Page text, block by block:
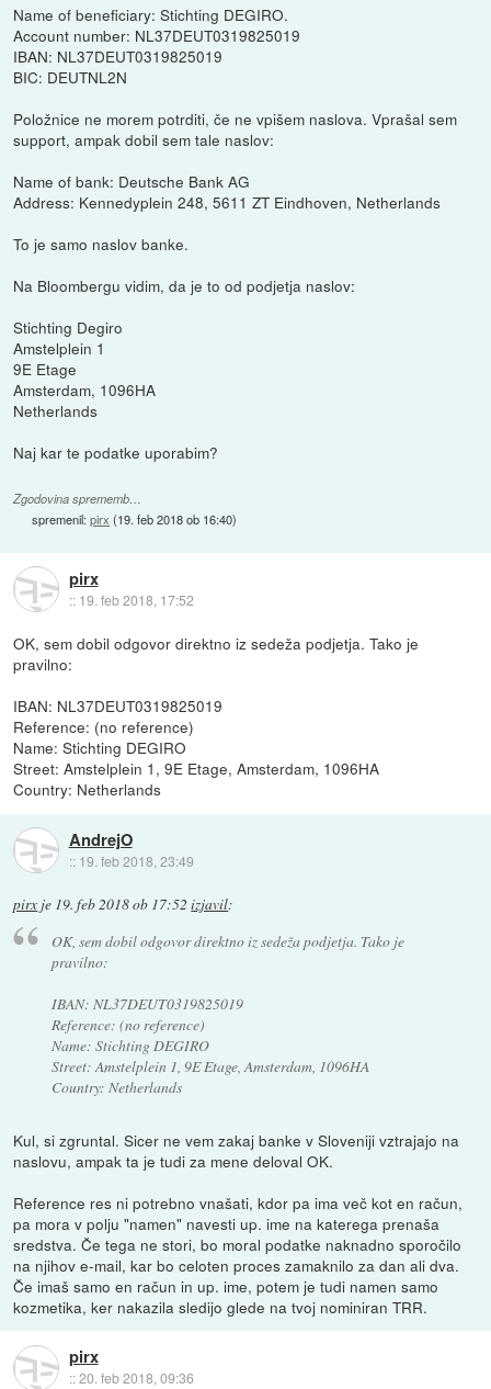
Name of beneficiary: Stichting DEGIRO.
Account number: NL37DEUT0319825019
IBAN: NL37DEUT0319825019
BIC: DEUTNL2N
Položnice ne morem potrditi, če ne vpišem naslova. Vprašal sem
support, ampak dobil sem tale naslov:
Name of bank: Deutsche Bank AG
Address: Kennedyplein 248, 5611 ZT Eindhoven, Netherlands
To je samo naslov banke.
Na Bloombergu vidim, da je to od podjetja naslov:
Stichting Degiro
Amstelplein 1
9E Etage
Amsterdam, 1096HA
Netherlands
Naj kar te podatke uporabim?
Zgodovina sprememb…
spremenil:pirx (19. feb 2018 ob 16:40)
pirx
:: 19. feb 2018, 17:52
OK, sem dobil odgovor direktno iz sedeža podjetja. Tako je
pravilno:
IBAN: NL37DEUT0319825019
Reference: (no reference)
Name: Stichting DEGIRO
Street: Amstelplein 1, 9E Etage, Amsterdam, 1096HA
Country: Netherlands
AndrejO
:: 19. feb 2018, 23:49
pirx je 19. feb 2018 ob 17:52 izjavil:
OK, sem dobil odgovor direktno iz sedeža podjetja. Tako je
pravilno:
IBAN: NL37DEUT0319825019
Reference: (no reference)
Name: Stichting DEGIRO
Street: Amstelplein 1, 9E Etage, Amsterdam, 1096HA
Country: Netherlands
Kul, si zgruntal. Sicer ne vem zakaj banke v Sloveniji vztrajajo na
naslovu, ampak ta je tudi za mene deloval OK.
Reference res ni potrebno vnašati, kdor pa ima več kot en račun,
pa mora v polju "namen" navesti up. ime na katerega prenaša
sredstva. Če tega ne stori, bo moral podatke naknadno sporočilo
na njihov e-mail, kar bo celoten proces zamaknilo za dan ali dva.
Če imaš samo en račun in up. ime, potem je tudi namen samo
kozmetika, ker nakazila sledijo glede na tvoj nominiran TRR.
pirx
::20. feb 2018, 09:36